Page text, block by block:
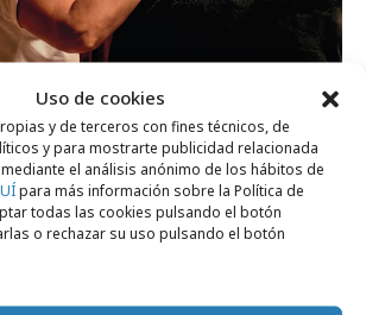
Uso de cookies
y de terceros con fines técnicos, de
y para mostrarte publicidad relacionada
el análisis anónimo de los hábitos de
para más información sobre la Política de
todas las cookies pulsando el botón
o rechazar su uso pulsando el botón
una atención más